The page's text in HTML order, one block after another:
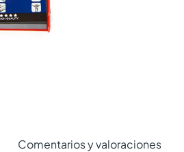
Comentarios y valoraciones